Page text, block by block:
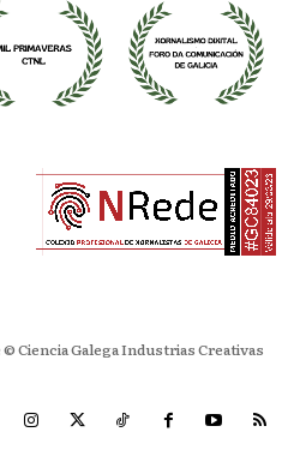
Ciencia Galega Industrias Creativas